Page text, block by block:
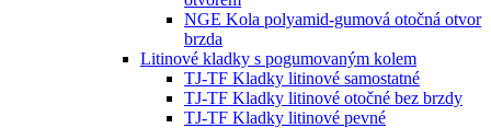
NGE Kola polyamid-gumová otočná otvor
brzda
Litinové kladky s pogumovaným kolem
TJ-TF Kladky litinové samostatné
TJ-TF Kladky litinové otočné bez brzdy
TJ-TF Kladky litinové pevné